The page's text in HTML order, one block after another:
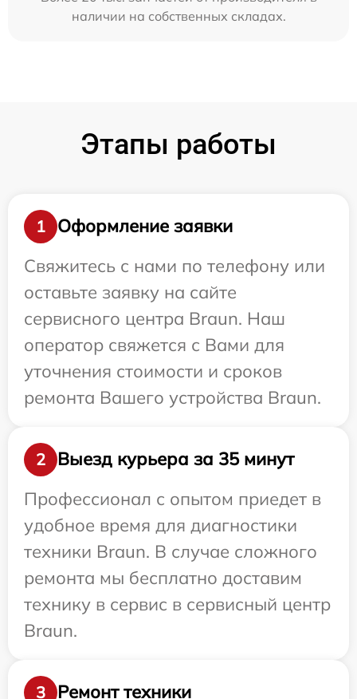
наличии на собственных складах.
Этапы работы
1
Оформление заявки
Свяжитесь с нами по телефону или
оставьте заявку на сайте
сервисного центра Braun. Наш
оператор свяжется с Вами для
уточнения стоимости и сроков
ремонта Вашего устройства Braun.
2
Выезд курьера за 35 минут
Профессионал с опытом приедет в
удобное время для диагностики
техники Braun. В случае сложного
ремонта мы бесплатно доставим
технику в сервис в сервисный центр
Braun.
3 Ремонт техники